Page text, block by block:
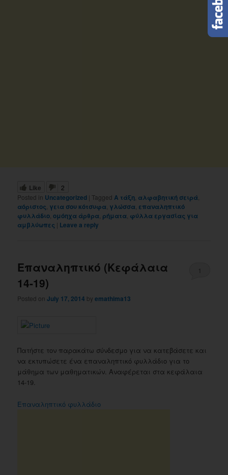
Like
2
Posted in Uncategorized | Tagged Α τάξη, αλφαβητική σειρά,
αόριστος, γεια σου κότσυφα, γλώσσα, επαναληπτικό
φυλλάδιο,ομόηχα άρθρα, ρήματα, φύλλα εργασίας για
αμβλύωπες | Leave a reply
Επαναληπτικό (Κεφάλαια
14-19)
Posted onJuly 17, 2014 byemathima13
1
Πατήστε τον παρακάτω σύνδεσμο για να κατεβάσετε και
να εκτυπώσετε ένα επαναληπτικό φυλλάδιο για το
μάθημα των μαθηματικών. Αναφέρεται στα κεφάλαια
14-19.
Επαναληπτικό φυλλάδιο